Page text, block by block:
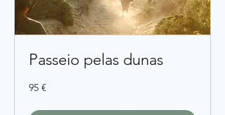
Passeio pelas dunas
95
euros
95 €